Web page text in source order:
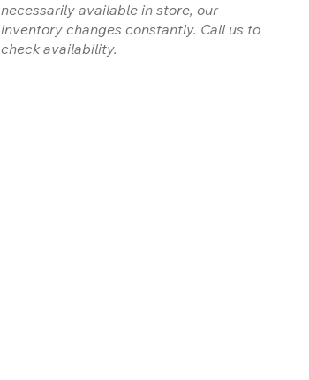
necessarily available in store, our
inventory changes constantly. Call us to
check availability.